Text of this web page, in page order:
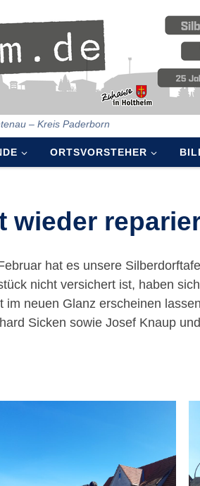
– Kreis Paderborn
ORTSVORSTEHER
wieder
hat es unsere
nicht versichert ist, haben
neuen Glanz erscheinen
Sicken sowie Josef Knaup